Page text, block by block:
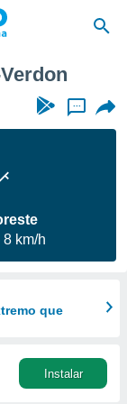
...
8 km/h
que
Instalar